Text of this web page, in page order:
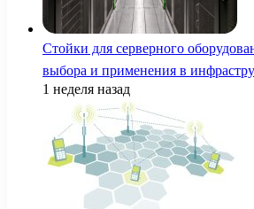
Стойки для серверного
выбора и применения в
1 неделя назад